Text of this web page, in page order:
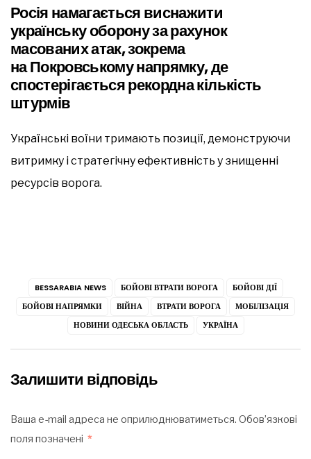
Росія намагається виснажити
українську оборону за рахунок
масованих атак, зокрема
на Покровському напрямку, де
спостерігається рекордна кількість
штурмів
Українські воїни тримають позиції, демонструючи
витримку і стратегічну ефективність у знищенні
ресурсів ворога.
BESSARABIA NEWS БОЙОВІ ВТРАТИ ВОРОГА
БОЙОВІ ДІЇ
БОЙОВІ НАПРЯМКИ
ВІЙНА ВТРАТИ ВОРОГА
МОБІЛІЗАЦІЯ
НОВИНИ ОДЕСЬКА ОБЛАСТЬ
УКРАЇНА
Залишити відповідь
Ваша e-mail адреса не оприлюднюватиметься. Обов’язкові
поля позначені *